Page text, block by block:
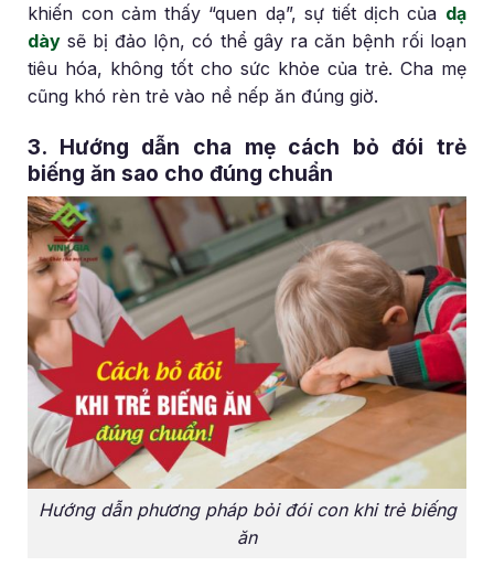
khiến con cảm thấy “quen dạ”, sự tiết dịch của dạ
dày sẽ bị đảo lộn, có thể gây ra căn bệnh rối loạn
tiêu hóa, không tốt cho sức khỏe của trẻ. Cha mẹ
cũng khó rèn trẻ vào nề nếp ăn đúng giờ.
3. Hướng dẫn cha mẹ cách bỏ đói trẻ
biếng ăn sao cho đúng chuẩn
Hướng dẫn phương pháp bỏi đói con khi trẻ biếng
ăn